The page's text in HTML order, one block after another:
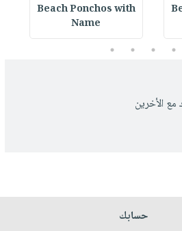
Beach Ponchos with
Name
2
3
4
5
مع الأخرين
حسابك